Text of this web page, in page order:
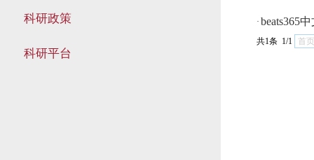
科研政策
科研平台
· beats365
共1条 1/1 首页